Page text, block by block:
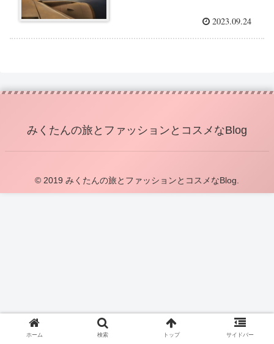
2023.09.24
みくたんの旅とファッションとコスメなBlog
© 2019 みくたんの旅とファッションとコスメなBlog.
ホーム 検索 トップ サイドバー